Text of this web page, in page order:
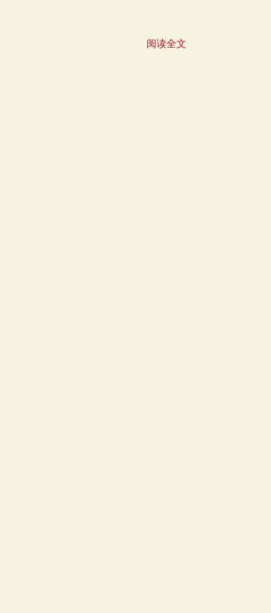
阅读全文